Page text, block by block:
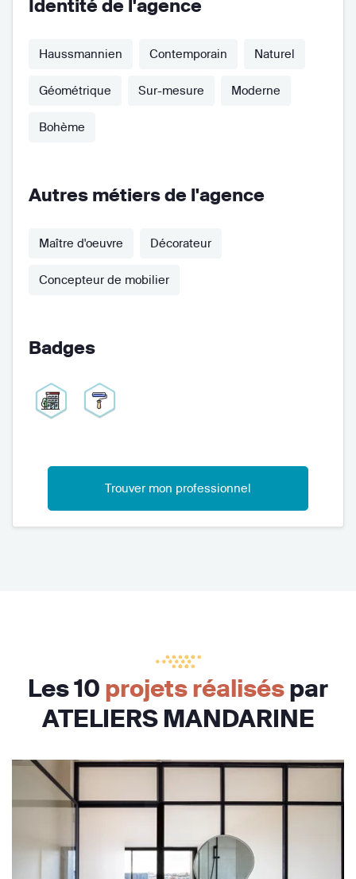
Identité de l'agence
Haussmannien Contemporain Naturel
Géométrique Sur-mesure Moderne
Bohème
Autres métiers de l'agence
Maître d'oeuvre Décorateur
Concepteur de mobilier
Badges
Trouver mon professionnel
Les 10 projets réaliséspar
ATELIERS MANDARINE